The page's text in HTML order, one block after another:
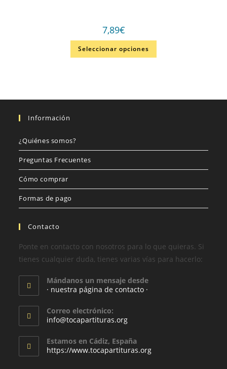
7,89€
Seleccionar opciones
Información
¿Quiénes somos?
Preguntas Frecuentes
Cómo comprar
Formas de pago
Contacto
Ponte en contacto con nosotros para lo que quieras. Si
tienes cualquier duda, tienes varias vías para hacerlo:
Mándanos un mensaje desde
· nuestra página de contacto ·
Correo electrónico:
info@tocapartituras.org
Estamos en Cádiz, España
https://www.tocapartituras.org